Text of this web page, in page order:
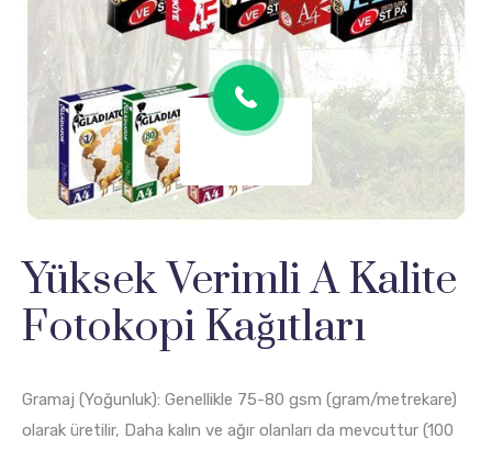
Yüksek Verimli A Kalite
Fotokopi Kağıtları
Gramaj (Yoğunluk): Genellikle 75-80 gsm (gram/metrekare)
olarak üretilir, Daha kalın ve ağır olanları da mevcuttur (100